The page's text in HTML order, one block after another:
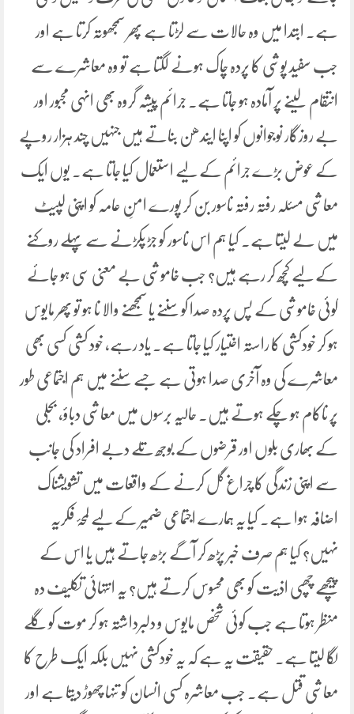
ہے۔ ابتدا میں وہ حالات سے لڑتا ہے پھر سمجھوتہ کرتا ہے اور
جب سفید پوشی کا پردہ چاک ہونے لگتا ہے تو وہ معاشرے سے
انتقام لینے پر آمادہ ہو جاتا ہے۔ جرائم پیشہ گروہ بھی انہی مجبور اور
بے روزگار نوجوانوں کو اپنا ایندھن بناتے ہیں جنہیں چند ہزار روپے
کے عوض بڑے جرائم کے لیے استعمال کیا جاتا ہے۔ یوں ایک
معاشی مسئلہ رفتہ رفتہ ناسور بن کر پورے امنِ عامہ کو اپنی لپیٹ
میں لے لیتا ہے۔ کیا ہم اس ناسور کو جڑ پکڑنے سے پہلے روکنے
کے لیے کچھ کر رہے ہیں؟ جب خاموشی بے معنی سی ہو جائے
کوئی خاموشی کے پس پردہ صدا کو سننے یا سمجھنے والا نا ہو تو پھر مایوس
ہو کر خودکشی کا راستہ اختیار کیا جاتا ہے۔ یاد رہے، خود کشی کسی بھی
معاشرے کی وہ آخری صدا ہوتی ہے جسے سننے میں ہم اجتماعی طور
پر ناکام ہو چکے ہوتے ہیں۔ حالیہ برسوں میں معاشی دباؤ، بجلی
کے بھاری بلوں اور قرضوں کے بوجھ تلے دبے افراد کی جانب
سے اپنی زندگی کا چراغ گل کرنے کے واقعات میں تشویشناک
اضافہ ہوا ہے۔ کیا یہ ہمارے اجتماعی ضمیر کے لیے لمحۂ فکریہ
نہیں؟ کیا ہم صرف خبر پڑھ کر آگے بڑھ جاتے ہیں یا اس کے
پیچھے چھپی اذیت کو بھی محسوس کرتے ہیں؟ یہ انتہائی تکلیف دہ
منظر ہوتا ہے جب کوئی شخص مایوس و دلبرداشتہ ہو کر موت کو گلے
لگا لیتا ہے۔ حقیقت یہ ہے کہ یہ خودکشی نہیں بلکہ ایک طرح کا
معاشی قتل ہے۔ جب معاشرہ کسی انسان کو تنہا چھوڑ دیتا ہے اور